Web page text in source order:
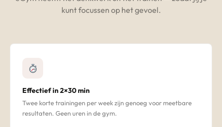
kunt focussen op het gevoel.
Effectief in 2×30 min
Twee korte trainingen per week zijn genoeg voor meetbare
resultaten. Geen uren in de gym.